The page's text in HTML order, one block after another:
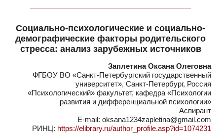
Социально-психологические и социально-
демографические факторы родительского
стресса: анализ зарубежных источников
Заплетина Оксана Олеговна
ФГБОУ ВО «Санкт-Петербургский государственный
университет», Санкт-Петербург, Россия
«Психологический» факультет, кафедра «Психологии
развития и дифференциальной психологии»
Аспирант
E-mail: oksana1234zapletina@gmail.com
РИНЦ: https://elibrary.ru/author_profile.asp?id=1074231